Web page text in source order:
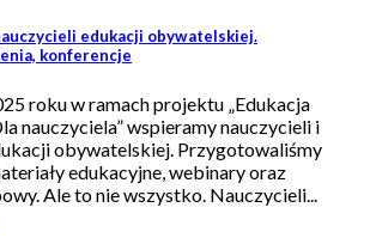
edukacji obywatelskiej.
konferencje
roku w ramach projektu „Edukacja
nauczyciela” wspieramy nauczycieli i
obywatelskiej. Przygotowaliśmy
edukacyjne, webinary oraz
Ale to nie wszystko. Nauczycieli...